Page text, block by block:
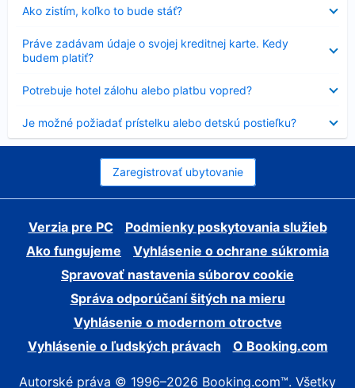
Ako zistím, koľko to bude stáť?
sa
Práve zadávam údaje o svojej kreditnej karte. Kedy
budem platiť?
sa
Potrebuje hotel zálohu alebo platbu vopred?
sa
Je možné požiadať prístelku alebo detskú postieľku?
sa
Zaregistrovať ubytovanie
Verzia pre PC
Podmienky poskytovania služieb
Ako fungujeme
Vyhlásenie o ochrane súkromia
Spravovať nastavenia súborov cookie
Správa odporúčaní šitých na mieru
Vyhlásenie o modernom otroctve
Vyhlásenie o ľudských právach
O Booking.com
Autorské práva © 1996–2026 Booking.com™. Všetky